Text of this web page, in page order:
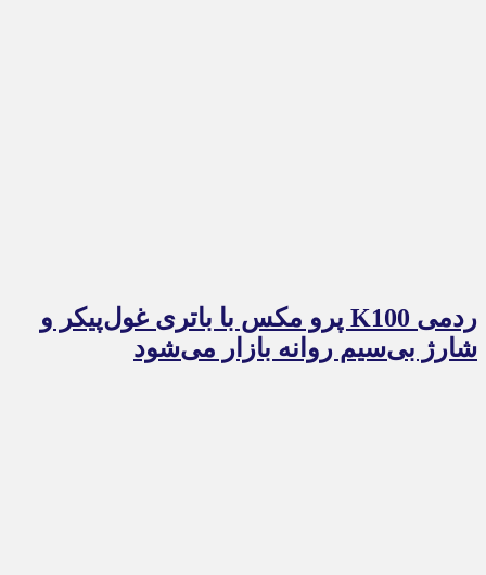
ردمی K100 پرو مکس با باتری غول‌پیکر و
شارژ بی‌سیم روانه بازار می‌شود